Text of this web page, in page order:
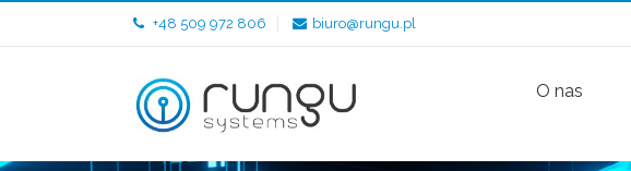
+48 509 972 806 biuro@rungu.pl
O nas